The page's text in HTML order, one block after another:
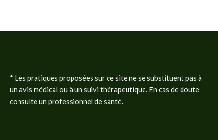
* Les pratiques proposées sur ce site ne se substituent pas à
un avis médical ou à un suivi thérapeutique. En cas de doute,
consulte un professionnel de santé.